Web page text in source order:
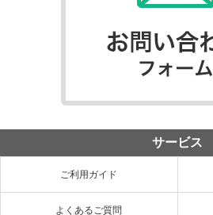
サービス
ご利用ガイド
よくあるご質問